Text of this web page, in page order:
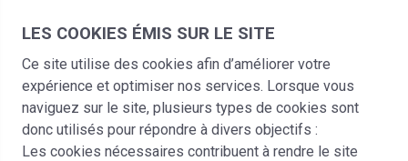
LES COOKIES ÉMIS SUR LE SITE
Ce site utilise des cookies afin d’améliorer votre
expérience et optimiser nos services. Lorsque vous
naviguez sur le site, plusieurs types de cookies sont
donc utilisés pour répondre à divers objectifs :
Les cookies nécessaires contribuent à rendre le site